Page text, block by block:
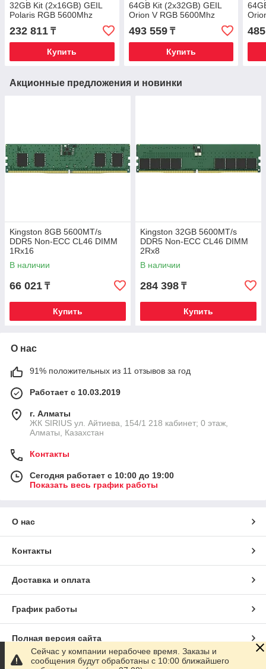
32GB Kit (2x16GB) GEIL
Polaris RGB 5600Mhz
DDR5 CL38
GOSW532GB5600C38ADC
White
232 811 ₸
Купить
64GB Kit (2x32GB) GEIL
Orion V RGB 5600Mhz
DDR5 CL38
GVSG564GB5600C38ADC
Grey
493 559₸
Купить
Grey
Акционные предложения и новинки
Kingston 8GB 5600MT/s
DDR5 Non-ECC CL46 DIMM
1Rx16
В наличии
66 021 ₸
Купить
Kingston 32GB 5600MT/s
DDR5 Non-ECC CL46 DIMM
2Rx8
В наличии
284 398 ₸
Купить
О нас
91% положительных из 11 отзывов за год
Работает с 10.03.2019
г. Алматы
​ЖК SIRIUS​ ул. Айтиева, 154/1​ 218 кабинет; 0 этаж,
Алматы, Казахстан
Контакты
Сегодня работает с 10:00 до 19:00
Показать весь график работы
О нас
Контакты
Доставка и оплата
График работы
Полная версия сайта
Сейчас у компании нерабочее время. Заказы и
сообщения будут обработаны с 10:00 ближайшего